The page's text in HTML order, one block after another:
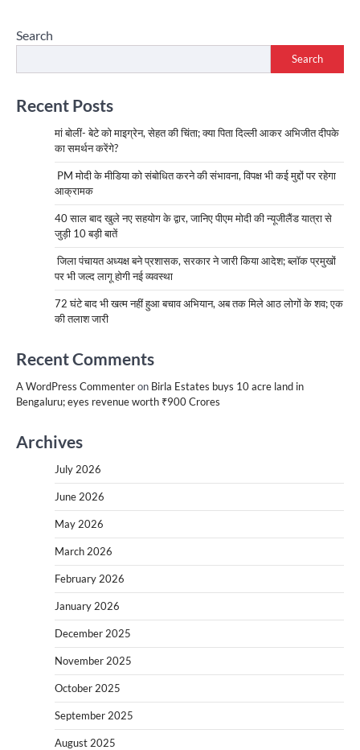
Search
Search
Recent Posts
मां बोलीं- बेटे को माइग्रेन, सेहत की चिंता; क्या पिता दिल्ली आकर अभिजीत दीपके
का समर्थन करेंगे?
PM मोदी के मीडिया को संबोधित करने की संभावना, विपक्ष भी कई मुद्दों पर रहेगा
आक्रामक
40 साल बाद खुले नए सहयोग के द्वार, जानिए पीएम मोदी की न्यूजीलैंड यात्रा से
जुड़ी 10 बड़ी बातें
जिला पंचायत अध्यक्ष बने प्रशासक, सरकार ने जारी किया आदेश; ब्लॉक प्रमुखों
पर भी जल्द लागू होगी नई व्यवस्था
72 घंटे बाद भी खत्म नहीं हुआ बचाव अभियान, अब तक मिले आठ लोगों के शव; एक
की तलाश जारी
Recent Comments
A WordPress Commenteron Birla Estates buys 10 acre land in
Bengaluru; eyes revenue worth ₹900 Crores
Archives
July 2026
June 2026
May 2026
March 2026
February 2026
January 2026
December 2025
November 2025
October 2025
September 2025
August 2025